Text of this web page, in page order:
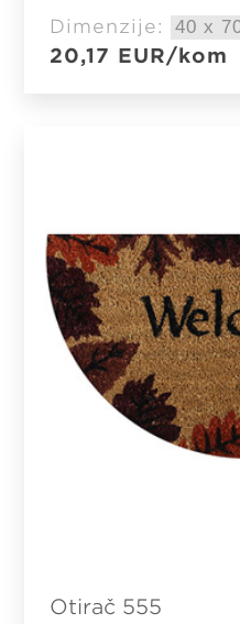
Dimenzije:
20,17 EUR/kom
Otirač 555